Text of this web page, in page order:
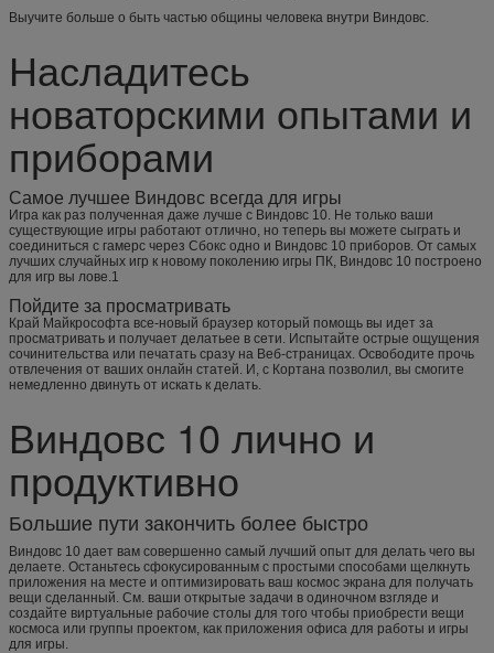
Выучите больше о быть частью общины человека внутри Виндовс.
Насладитесь
новаторскими опытами и
приборами
Самое лучшее Виндовс всегда для игры
Игра как раз полученная даже лучше с Виндовс 10. Не только ваши
существующие игры работают отлично, но теперь вы можете сыграть и
соединиться с гамерс через Сбокс одно и Виндовс 10 приборов. От самых
лучших случайных игр к новому поколению игры ПК, Виндовс 10 построено
для игр вы лове.1
Пойдите за просматривать
Край Майкрософта все-новый браузер который помощь вы идет за
просматривать и получает делатьее в сети. Испытайте острые ощущения
сочинительства или печатать сразу на Веб-страницах. Освободите прочь
отвлечения от ваших онлайн статей. И, с Кортана позволил, вы смогите
немедленно двинуть от искать к делать.
Виндовс 10 лично и
продуктивно
Большие пути закончить более быстро
Виндовс 10 дает вам совершенно самый лучший опыт для делать чего вы
делаете. Останьтесь сфокусированным с простыми способами щелкнуть
приложения на месте и оптимизировать ваш космос экрана для получать
вещи сделанный. См. ваши открытые задачи в одиночном взгляде и
создайте виртуальные рабочие столы для того чтобы приобрести вещи
космоса или группы проектом, как приложения офиса для работы и игры
для игры.